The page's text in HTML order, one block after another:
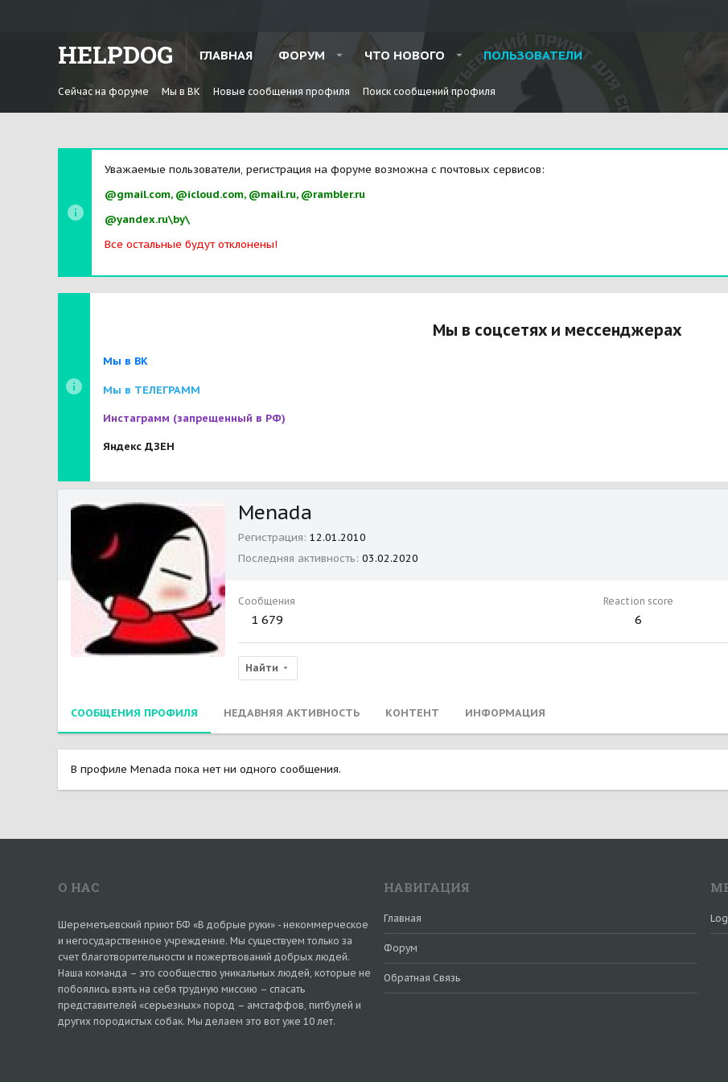
HELPDOG ГЛАВНАЯ ФОРУМ ЧТО НОВОГО ПОЛЬЗОВАТЕЛИ
Сейчас на форуме Мы в ВК Новые сообщения профиля Поиск сообщений профиля
Уважаемые пользователи, регистрация на форуме возможна с почтовых сервисов:
@gmail.com, @icloud.com, @mail.ru, @rambler.ru
@yandex.ru\by\
Все остальные будут отклонены!
Мы в соцсетях и мессенджерах
Мы в ВК
Мы в ТЕЛЕГРАММ
Инстаграмм (запрещенный в РФ)
Яндекс ДЗЕН
Menada
Регистрация 12.01.2010
Последняя активность 03.02.2020
Сообщения
1 679
Reaction score
6
Найти
СООБЩЕНИЯ ПРОФИЛЯ НЕДАВНЯЯ АКТИВНОСТЬ КОНТЕНТ ИНФОРМАЦИЯ
В профиле Menada пока нет ни одного сообщения.
О НАС
Шереметьевский приют БФ «В добрые руки» - некоммерческое
и негосударственное учреждение. Мы существуем только за
счет благотворительности и пожертвований добрых людей.
Наша команда – это сообщество уникальных людей, которые не
побоялись взять на себя трудную миссию – спасать
представителей «серьезных» пород – амстаффов, питбулей и
других породистых собак. Мы делаем это вот уже 10 лет.
НАВИГАЦИЯ
Главная
Форум
Обратная Связь